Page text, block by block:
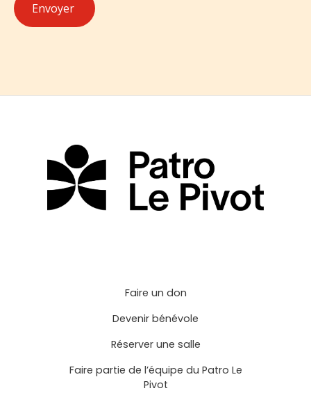
Envoyer
Faire un don
Devenir bénévole
Réserver une salle
Faire partie de l’équipe du Patro Le
Pivot